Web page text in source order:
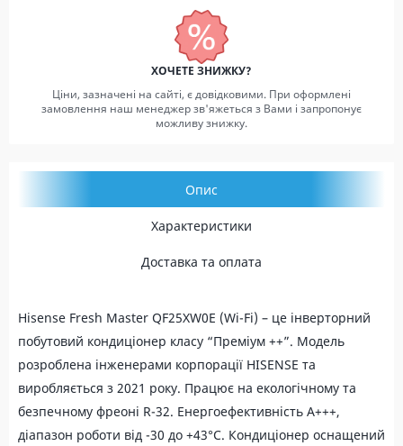
ХОЧЕТЕ ЗНИЖКУ?
Ціни, зазначені на сайті, є довідковими. При оформлені
замовлення наш менеджер зв'яжеться з Вами і запропонує
можливу знижку.
Опис
Характеристики
Доставка та оплата
Hisense Fresh Master QF25XW0E (Wi-Fi) – це інверторний
побутовий кондиціонер класу “Преміум ++”. Модель
розроблена інженерами корпорації HISENSE та
виробляється з 2021 року. Працює на екологічному та
безпечному фреоні R-32. Енергоефективність А+++,
діапазон роботи від -30 до +43°С. Кондиціонер оснащений